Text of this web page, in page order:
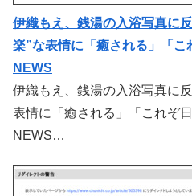
伊織もえ、銭湯の入浴写真に
楽”な表情に「癒される」「こ
NEWS
伊織もえ、銭湯の入浴写真に
表情に「癒される」「これぞ
NEWS…